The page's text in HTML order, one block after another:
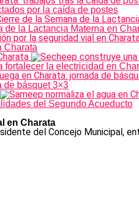
por la caída de postes
la Lactancia Materna en
Charata
fortalecer la electricidad en
de básquet 3×3
del Segundo Acueducto
en Charata
del Concejo Municipal,